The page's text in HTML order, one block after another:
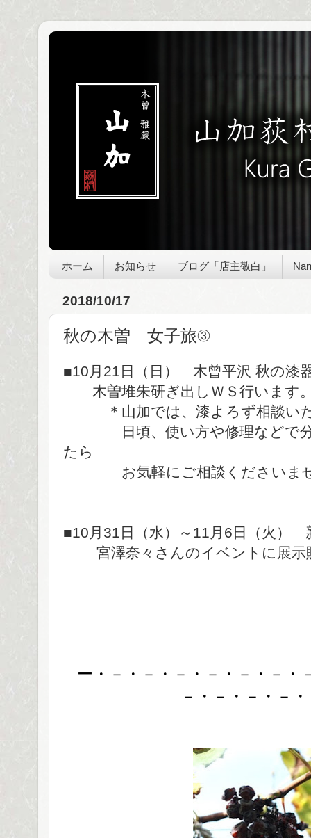
ホーム お知らせ ブログ「店主敬白」
2018/10/17
秋の木曽 女子旅③
■10月21日（日） 木曾平沢 秋の漆
木曽堆朱研ぎ出しＷＳ行います
＊山加では、漆よろず相談い
日頃、使い方や修理などで分
たら
お気軽にご相談くださいま
■10月31日（水）～11月6日（火）
宮澤奈々さんのイベントに展示
ー・－・－・－・－・－・－・
－・－・－・－